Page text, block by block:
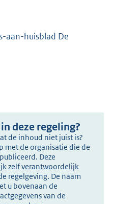
aan-huisblad De
deze regeling?
de inhoud niet juist is?
met de organisatie die de
Deze
zelf verantwoordelijk
regelgeving. De naam
u bovenaan de
van de